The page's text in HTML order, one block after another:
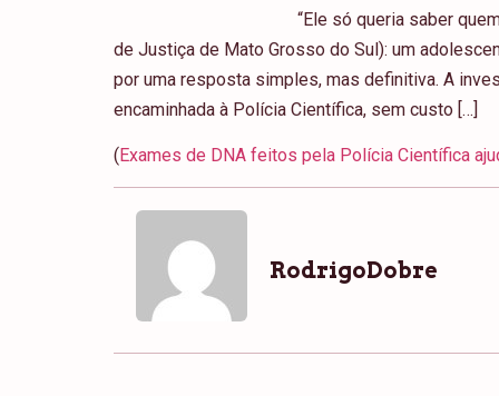
“Ele só queria saber
de Justiça de Mato Grosso do Sul): um
por uma resposta simples, mas definitiva. A
encaminhada à Polícia Científica, sem custo […]
( Exames de DNA feitos pela Polícia Científica
RodrigoDobre